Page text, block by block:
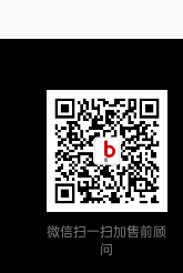
微信扫一扫加售前顾
问